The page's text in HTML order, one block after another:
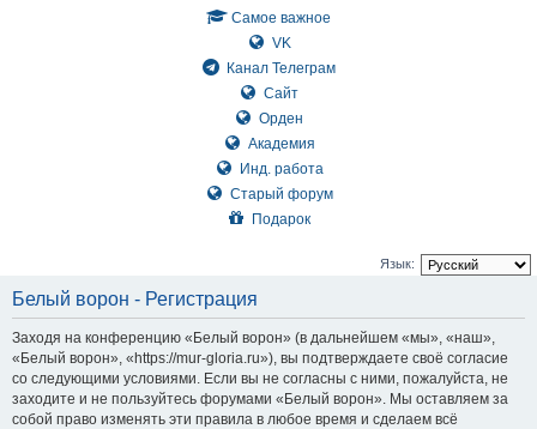
Самое важное
VK
Канал Телеграм
Сайт
Орден
Академия
Инд. работа
Старый форум
Подарок
Язык:
Белый ворон - Регистрация
Заходя на конференцию «Белый ворон» (в дальнейшем «мы», «наш»,
«Белый ворон», «https://mur-gloria.ru»), вы подтверждаете своё согласие
со следующими условиями. Если вы не согласны с ними, пожалуйста, не
заходите и не пользуйтесь форумами «Белый ворон». Мы оставляем за
собой право изменять эти правила в любое время и сделаем всё